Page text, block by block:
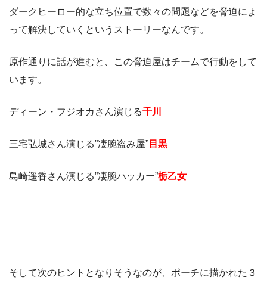
ダークヒーロー的な立ち位置で数々の問題などを脅迫によ
って解決していくというストーリーなんです。
原作通りに話が進むと、この脅迫屋はチームで行動をして
います。
ディーン・フジオカさん演じる千川
三宅弘城さん演じる”凄腕盗み屋” 目黒
島崎遥香さん演じる”凄腕ハッカー”栃乙女
そして次のヒントとなりそうなのが、ポーチに描かれた３